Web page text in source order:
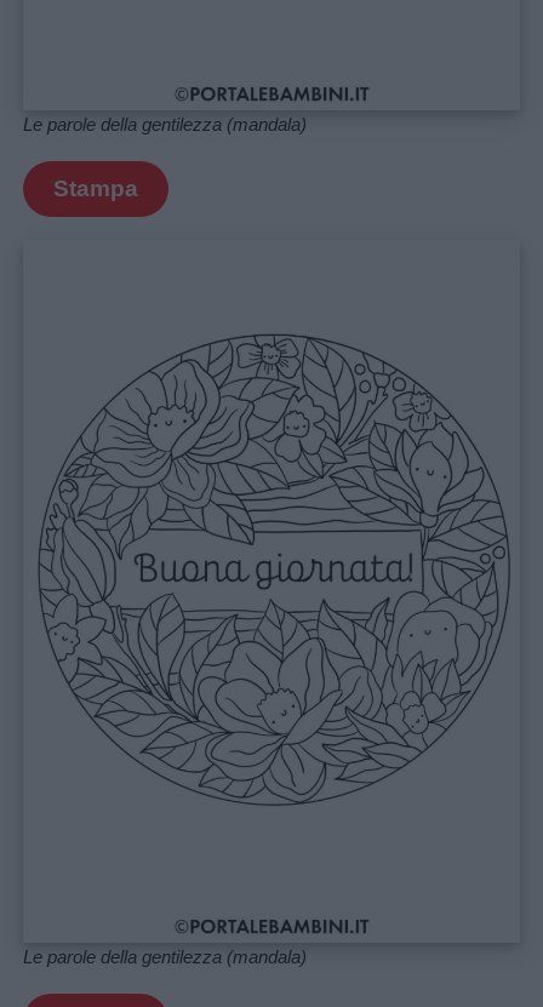
Le parole della gentilezza (mandala)
Stampa
Le parole della gentilezza (mandala)